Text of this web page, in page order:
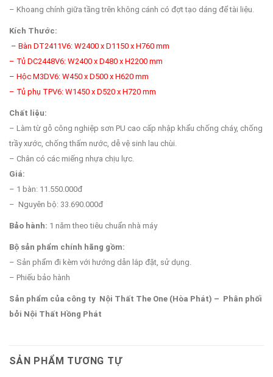
– Khoang chính giữa tầng trên không cánh có đợt tạo dáng để tài liệu.
Kích Thước:
– Bàn DT2411V6: W2400 x D1150 x H760 mm
– Tủ DC2448V6: W2400 x D480 x H2200 mm
– Hộc M3DV6: W450 x D500 x H620 mm
– Tủ phụ TPV6: W1450 x D520 x H720 mm
Chất liệu:
– Làm từ gỗ công nghiệp sơn PU cao cấp nhập khẩu chống cháy, chống
trầy xước, chống thấm nước, dễ vệ sinh lau chùi.
– Chân có các miếng nhựa chịu lực.
Giá:
– 1 bàn: 11.550.000đ
– Nguyên bộ: 33.690.000đ
Bảo hành: 1 năm theo tiêu chuẩn nhà máy
Bộ sản phẩm chính hãng gồm:
– Sản phẩm đi kèm với hướng dẫn lắp đặt, sử dụng.
– Phiếu bảo hành
Sản phẩm của công ty Nội Thất The One (Hòa Phát) – Phân phối
bởi Nội Thất Hồng Phát
SẢN PHẨM TƯƠNG TỰ